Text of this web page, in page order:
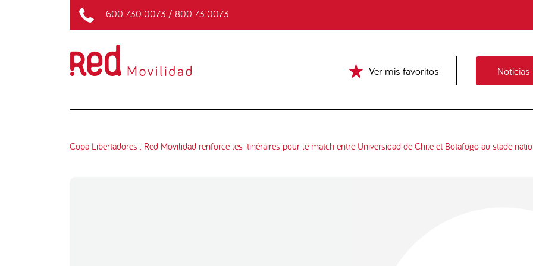
600 730 0073 / 800 73 0073
Ver mis favoritos Noticias
Copa Libertadores : Red Movilidad renforce les itinéraires pour le match entre Universidad de Chile et Botafogo au stade